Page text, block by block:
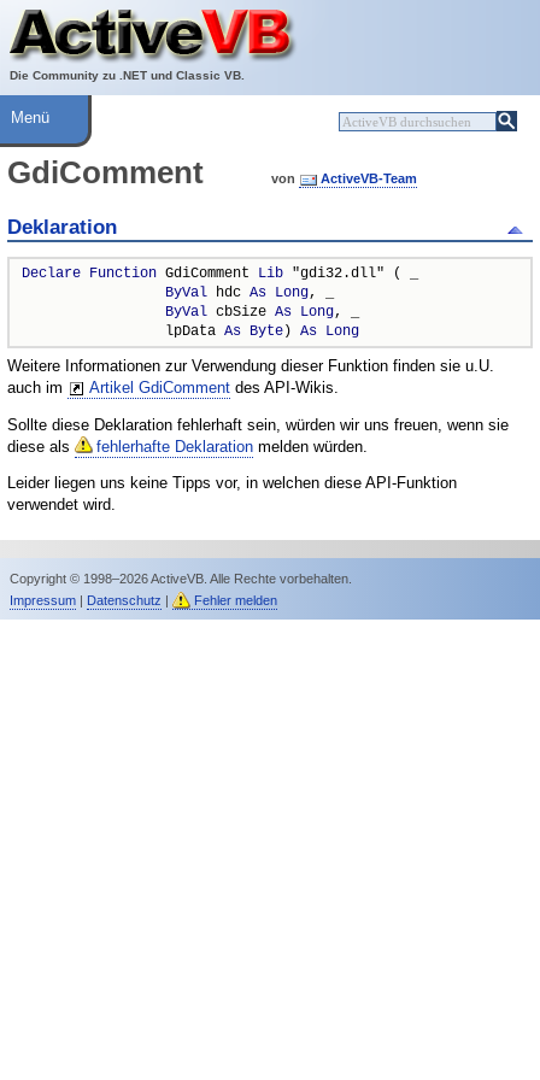
Die Community zu .NET und Classic VB.
Über ActiveVB
Hilfe
Menü
GdiComment von ActiveVB-Team
Deklaration
Declare Function GdiComment Lib "gdi32.dll" ( _
ByVal hdc As Long, _
ByVal cbSize As Long, _
                 lpData
As Byte) As Long
Weitere Informationen zur Verwendung dieser Funktion finden sie u.U.
auch im
Artikel GdiComment des API-Wikis.
Sollte diese Deklaration fehlerhaft sein, würden wir uns freuen, wenn sie
diese als
fehlerhafte Deklaration melden würden.
Leider liegen uns keine Tipps vor, in welchen diese API-Funktion
verwendet wird.
Copyright © 1998–2026 ActiveVB. Alle Rechte vorbehalten.
Impressum| Datenschutz | Fehler melden